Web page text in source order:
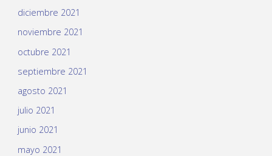
diciembre 2021
noviembre 2021
octubre 2021
septiembre 2021
agosto 2021
julio 2021
junio 2021
mayo 2021